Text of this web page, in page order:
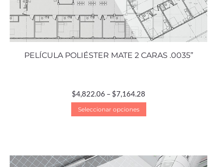
PELÍCULA POLIÉSTER MATE 2 CARAS .0035”
$4,822.06 – $7,164.28
Seleccionar opciones